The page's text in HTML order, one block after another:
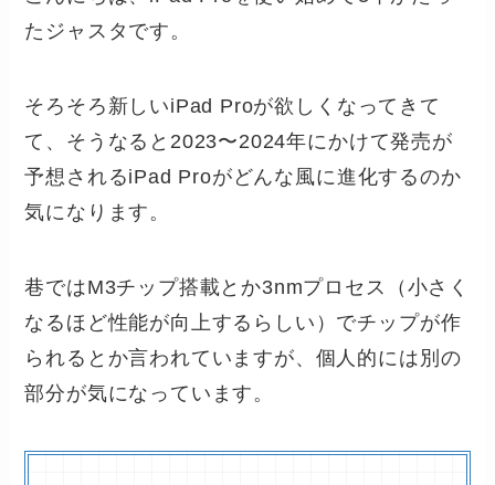
たジャスタです。
そろそろ新しいiPad Proが欲しくなってきて
て、そうなると2023〜2024年にかけて発売が
予想されるiPad Proがどんな風に進化するのか
気になります。
巷ではM3チップ搭載とか3nmプロセス（小さく
なるほど性能が向上するらしい）でチップが作
られるとか言われていますが、個人的には別の
部分が気になっています。